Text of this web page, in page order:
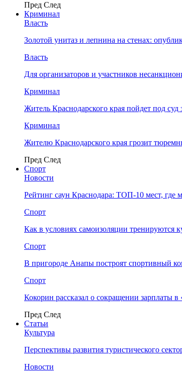
Пред След
Криминал
Власть
​Золотой унитаз и лепнина на стенах:
Власть
Для организаторов и участников
Криминал
Житель Краснодарского края пойдет под
Криминал
Жителю Краснодарского края грозит
Пред След
Спорт
Новости
Рейтинг саун Краснодара: ТОП-10 мест, где
Спорт
Как в условиях самоизоляции тренируются
Спорт
В пригороде Анапы построят спортивный
Спорт
Кокорин рассказал о сокращении зарплаты в
Пред След
Статьи
Культура
Перспективы развития туристического
Новости